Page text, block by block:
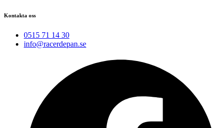
Kontakta oss
0515 71 14 30
info@racerdepan.se